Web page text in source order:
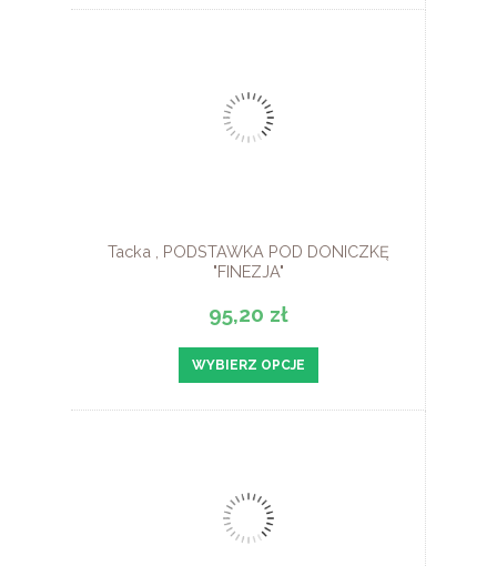
Tacka , PODSTAWKA POD DONICZKĘ
"FINEZJA"
95,20 zł
WYBIERZ OPCJE